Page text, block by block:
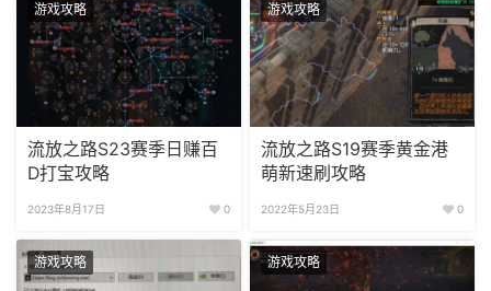
游戏攻略
流放之路S23赛季日赚百
D打宝攻略
2023年8月17日 0
游戏攻略
流放之路S19赛季黄金港
萌新速刷攻略
2022年5月23日 0
游戏攻略 游戏攻略